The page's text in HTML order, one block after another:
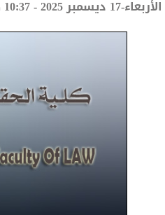
الأربعاء-17 ديسمبر 2025 - 10:37 ص